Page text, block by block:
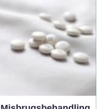
vindmøllekomponenter,
både eller siloer skal
flyttes, er almindelig
lastbil...